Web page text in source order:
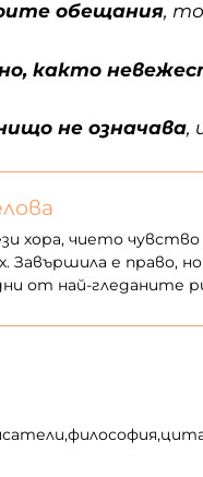
обещания,
както
не означава,
хора, чието
Завършила е право,
от най-гледаните
философия